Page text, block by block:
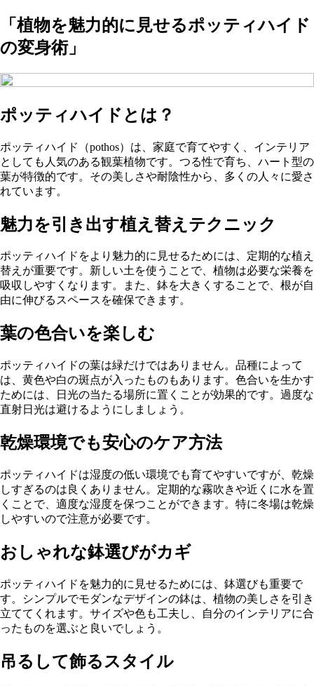
「植物を魅力的に見せるポッティハイド
の変身術」
ポッティハイドとは？
ポッティハイド（pothos）は、家庭で育てやすく、インテリア
としても人気のある観葉植物です。つる性で育ち、ハート型の
葉が特徴的です。その美しさや耐陰性から、多くの人々に愛さ
れています。
魅力を引き出す植え替えテクニック
ポッティハイドをより魅力的に見せるためには、定期的な植え
替えが重要です。新しい土を使うことで、植物は必要な栄養を
吸収しやすくなります。また、鉢を大きくすることで、根が自
由に伸びるスペースを確保できます。
葉の色合いを楽しむ
ポッティハイドの葉は緑だけではありません。品種によって
は、黄色や白の斑点が入ったものもあります。色合いを生かす
ためには、日光の当たる場所に置くことが効果的です。過度な
直射日光は避けるようにしましょう。
乾燥環境でも安心のケア方法
ポッティハイドは湿度の低い環境でも育てやすいですが、乾燥
しすぎるのは良くありません。定期的な霧吹きや近くに水を置
くことで、適度な湿度を保つことができます。特に冬場は乾燥
しやすいので注意が必要です。
おしゃれな鉢選びがカギ
ポッティハイドを魅力的に見せるためには、鉢選びも重要で
す。シンプルでモダンなデザインの鉢は、植物の美しさを引き
立ててくれます。サイズや色も工夫し、自分のインテリアに合
ったものを選ぶと良いでしょう。
吊るして飾るスタイル